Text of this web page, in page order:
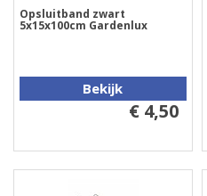
Opsluitband zwart
5x15x100cm Gardenlux
Bekijk
€ 4,50